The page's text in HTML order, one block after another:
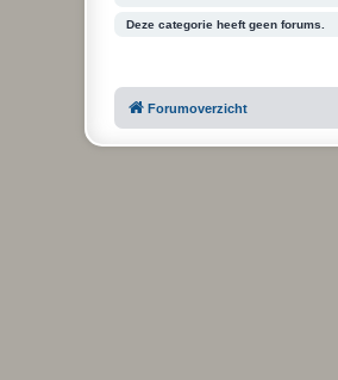
Deze categorie heeft geen forums.
Forumoverzicht